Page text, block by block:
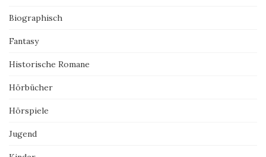
Biographisch
Fantasy
Historische Romane
Hörbücher
Hörspiele
Jugend